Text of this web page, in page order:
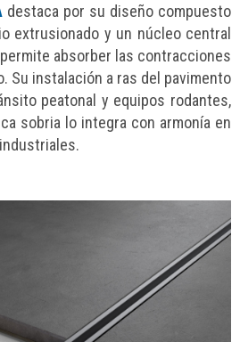
destaca por su diseño compuesto
extrusionado y un núcleo central
absorber las contracciones
Su instalación a ras del pavimento
peatonal y equipos rodantes,
sobria lo integra con armonía en